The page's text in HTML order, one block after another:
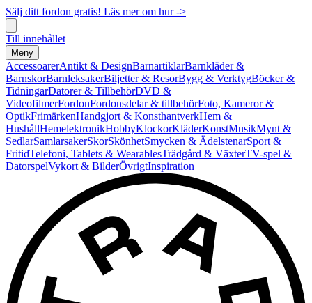
Sälj ditt fordon gratis! Läs mer om hur ->
Till innehållet
Meny
AccessoarerAntikt & DesignBarnartiklarBarnkläder &
BarnskorBarnleksakerBiljetter & ResorBygg & VerktygBöcker &
TidningarDatorer & TillbehörDVD &
VideofilmerFordonFordonsdelar & tillbehörFoto, Kameror &
OptikFrimärkenHandgjort & KonsthantverkHem &
HushållHemelektronikHobbyKlockorKläderKonstMusikMynt &
SedlarSamlarsakerSkorSkönhetSmycken & ÄdelstenarSport &
FritidTelefoni, Tablets & WearablesTrädgård & VäxterTV-spel &
DatorspelVykort & BilderÖvrigtInspiration